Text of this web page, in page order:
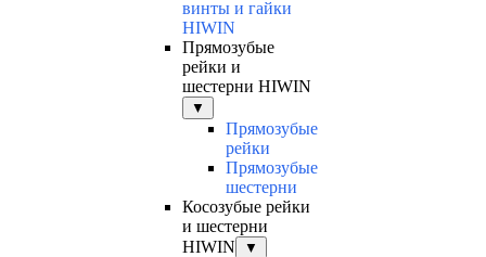
винты и гайки
HIWIN
Прямозубые
рейки и
шестерни HIWIN
▼
Прямозубые
рейки
Прямозубые
шестерни
Косозубые рейки
и шестерни
HIWIN
▼